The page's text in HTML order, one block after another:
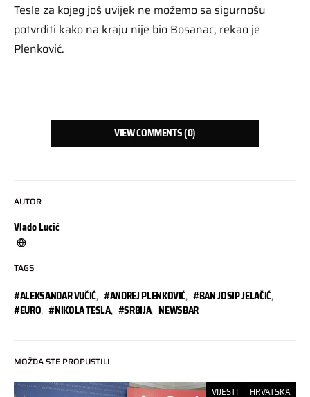
AUTOR
Vlado Lucić
TAGS
#ALEKSANDAR VUČIĆ, #ANDREJ PLENKOVIĆ, #BAN JOSIP JELAČIĆ,
#EURO, #NIKOLA TESLA, #SRBIJA, NEWSBAR
Tesle za kojeg još uvijek ne možemo sa sigurnošu
potvrditi kako na kraju nije bio Bosanac, rekao je
Plenković.
VIEW COMMENTS (0)
MOŽDA STE PROPUSTILI
VIJESTI HRVATSKA